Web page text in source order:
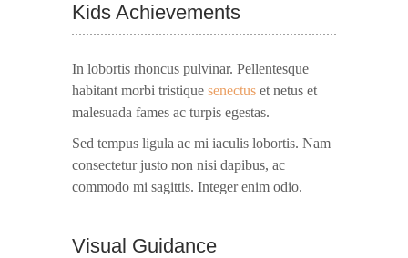
Kids Achievements
In lobortis rhoncus pulvinar. Pellentesque
habitant morbi tristique senectus et netus et
malesuada fames ac turpis egestas.
Sed tempus ligula ac mi iaculis lobortis. Nam
consectetur justo non nisi dapibus, ac
commodo mi sagittis. Integer enim odio.
Visual Guidance